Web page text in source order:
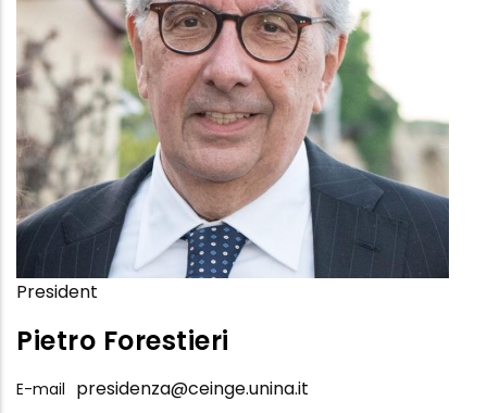
President
Pietro Forestieri
E-mail presidenza@ceinge.unina.it